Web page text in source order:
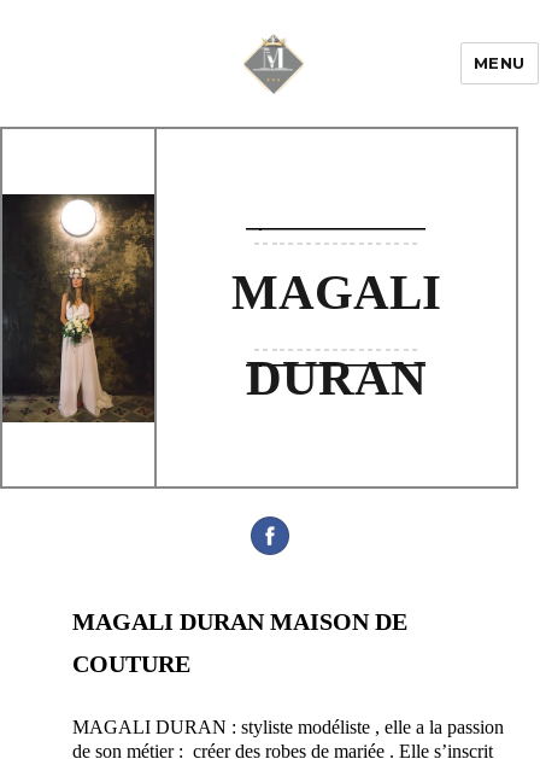
MENU
MAGALI
DURAN
MAGALI DURAN MAISON DE
COUTURE
MAGALI DURAN : styliste modéliste , elle a la passion
de son métier : créer des robes de mariée . Elle s’inscrit